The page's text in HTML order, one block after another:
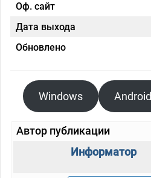
Оф. сайт
Дата выхода
Обновлено
Windows Android
Автор публикации
Информатор